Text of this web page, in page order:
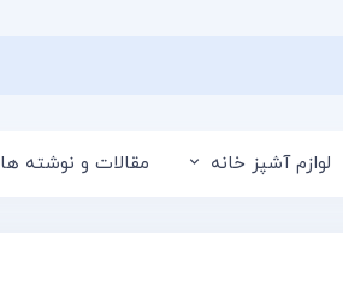
لوازم آشپز خانه مقالات و نوشته ها